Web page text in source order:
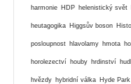
harmonie HDP helenistický svět
heutagogika Higgsův boson
posloupnost hlavolamy hmota
horolezectví houby hrdinství
hvězdy hybridní válka Hyde